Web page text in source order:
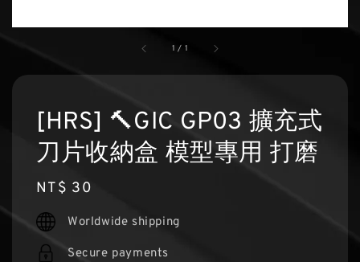
1 / 1
[HRS] 🔨GIC GP03 擴充式
刀片收納盒 模型專用 打磨
Regular
price
NT$ 30
Worldwide shipping
Secure payments